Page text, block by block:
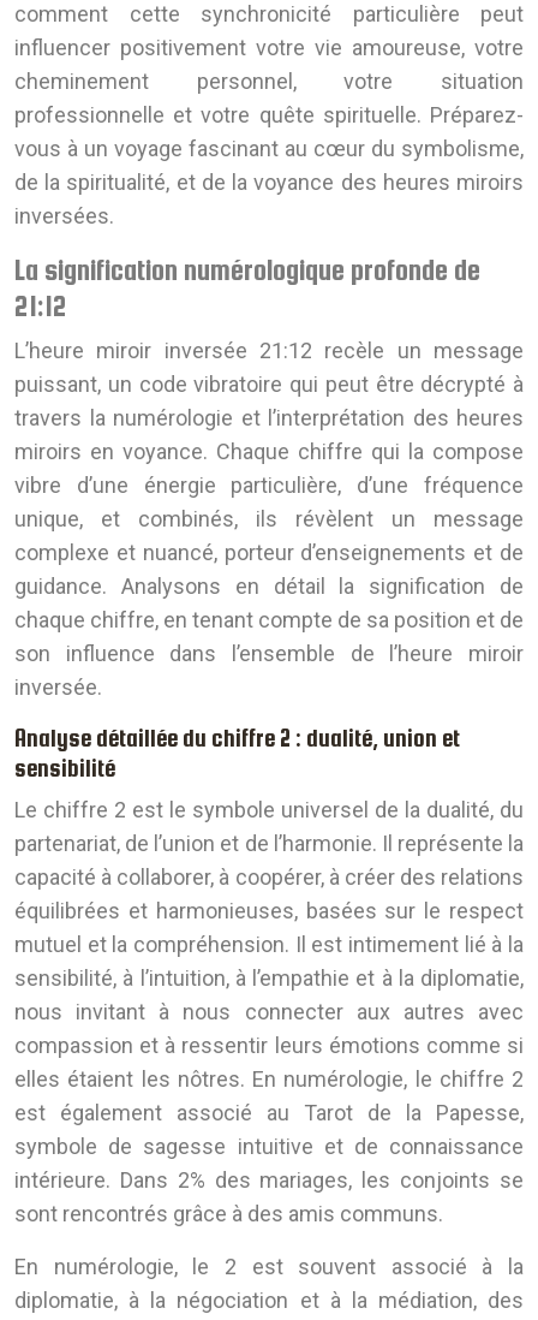
comment cette synchronicité particulière peut
influencer positivement votre vie amoureuse, votre
cheminement personnel, votre situation
professionnelle et votre quête spirituelle. Préparez-
vous à un voyage fascinant au cœur du symbolisme,
de la spiritualité, et de la voyance des heures miroirs
inversées.
La signification numérologique profonde de
21:12
L’heure miroir inversée 21:12 recèle un message
puissant, un code vibratoire qui peut être décrypté à
travers la numérologie et l’interprétation des heures
miroirs en voyance. Chaque chiffre qui la compose
vibre d’une énergie particulière, d’une fréquence
unique, et combinés, ils révèlent un message
complexe et nuancé, porteur d’enseignements et de
guidance. Analysons en détail la signification de
chaque chiffre, en tenant compte de sa position et de
son influence dans l’ensemble de l’heure miroir
inversée.
Analyse détaillée du chiffre 2 : dualité, union et
sensibilité
Le chiffre 2 est le symbole universel de la dualité, du
partenariat, de l’union et de l’harmonie. Il représente la
capacité à collaborer, à coopérer, à créer des relations
équilibrées et harmonieuses, basées sur le respect
mutuel et la compréhension. Il est intimement lié à la
sensibilité, à l’intuition, à l’empathie et à la diplomatie,
nous invitant à nous connecter aux autres avec
compassion et à ressentir leurs émotions comme si
elles étaient les nôtres. En numérologie, le chiffre 2
est également associé au Tarot de la Papesse,
symbole de sagesse intuitive et de connaissance
intérieure. Dans 2% des mariages, les conjoints se
sont rencontrés grâce à des amis communs.
En numérologie, le 2 est souvent associé à la
diplomatie, à la négociation et à la médiation, des